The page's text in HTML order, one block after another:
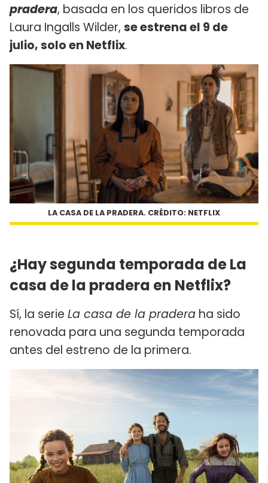
pradera, basada en los queridos libros de
Laura Ingalls Wilder, se estrena el 9 de
julio, solo en Netflix.
LA CASA DE LA PRADERA. CRÉDITO: NETFLIX
¿Hay segunda temporada de La
casa de la pradera en Netflix?
Sí, la serie La casa de la pradera ha sido
renovada para una segunda temporada
antes del estreno de la primera.